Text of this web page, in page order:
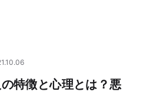
特徴と心理とは？悪